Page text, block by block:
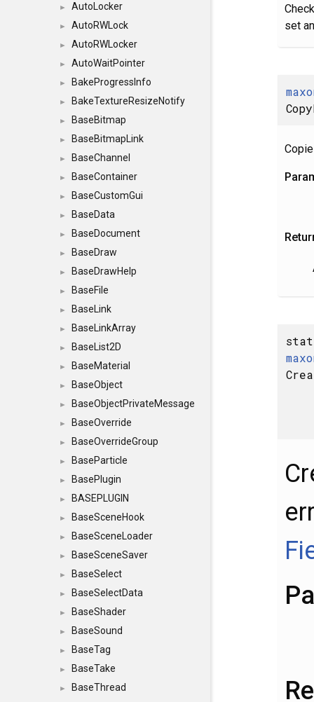
► AutoLocker
► AutoRWLock
► AutoRWLocker
► AutoWaitPointer
► BakeProgressInfo
► BakeTextureResizeNotify
► BaseBitmap
► BaseBitmapLink
► BaseChannel
► BaseContainer
► BaseCustomGui
► BaseData
► BaseDocument
► BaseDraw
► BaseDrawHelp
► BaseFile
► BaseLink
► BaseLinkArray
► BaseList2D
► BaseMaterial
► BaseObject
► BaseObjectPrivateMessage
► BaseOverride
► BaseOverrideGroup
► BaseParticle
► BasePlugin
► BASEPLUGIN
► BaseSceneHook
► BaseSceneLoader
► BaseSceneSaver
► BaseSelect
► BaseSelectData
► BaseShader
► BaseSound
► BaseTag
► BaseTake
►
BaseThread
set